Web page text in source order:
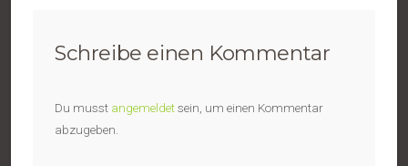
Schreibe einen Kommentar
Du musst angemeldetsein, um einen Kommentar
abzugeben.